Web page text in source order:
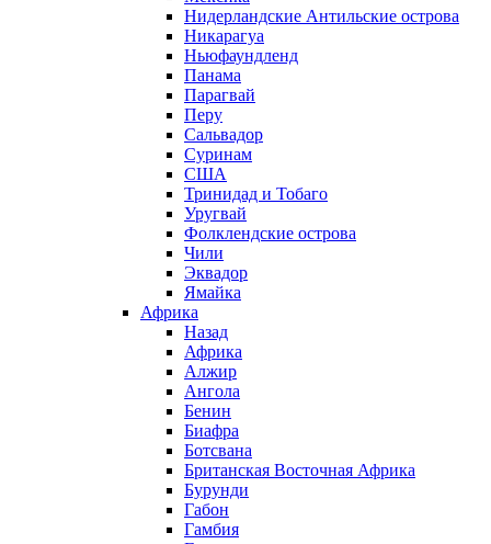
Нидерландские Антильские острова
Никарагуа
Ньюфаундленд
Панама
Парагвай
Перу
Сальвадор
Суринам
США
Тринидад и Тобаго
Уругвай
Фолклендские острова
Чили
Эквадор
Ямайка
Африка
Назад
Африка
Алжир
Ангола
Бенин
Биафра
Ботсвана
Британская Восточная Африка
Бурунди
Габон
Гамбия